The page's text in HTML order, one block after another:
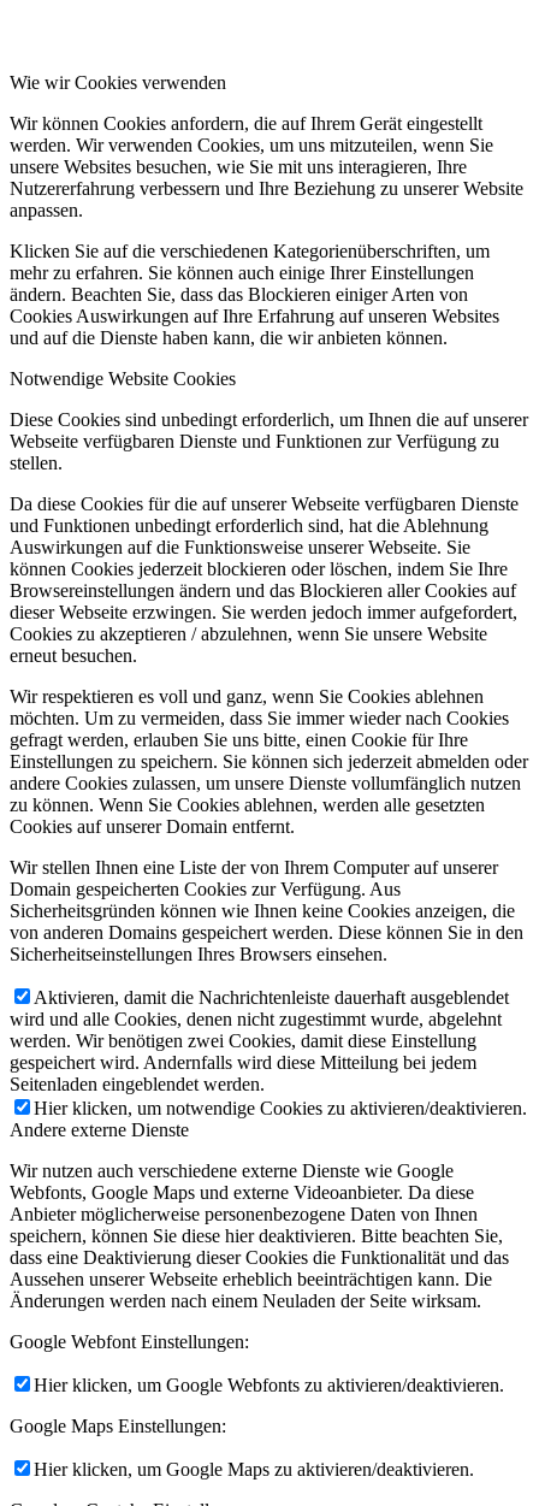
Wie wir Cookies verwenden
Wir können Cookies anfordern, die auf Ihrem Gerät eingestellt
werden. Wir verwenden Cookies, um uns mitzuteilen, wenn Sie
unsere Websites besuchen, wie Sie mit uns interagieren, Ihre
Nutzererfahrung verbessern und Ihre Beziehung zu unserer Website
anpassen.
Klicken Sie auf die verschiedenen Kategorienüberschriften, um
mehr zu erfahren. Sie können auch einige Ihrer Einstellungen
ändern. Beachten Sie, dass das Blockieren einiger Arten von
Cookies Auswirkungen auf Ihre Erfahrung auf unseren Websites
und auf die Dienste haben kann, die wir anbieten können.
Notwendige Website Cookies
Diese Cookies sind unbedingt erforderlich, um Ihnen die auf unserer
Webseite verfügbaren Dienste und Funktionen zur Verfügung zu
stellen.
Da diese Cookies für die auf unserer Webseite verfügbaren Dienste
und Funktionen unbedingt erforderlich sind, hat die Ablehnung
Auswirkungen auf die Funktionsweise unserer Webseite. Sie
können Cookies jederzeit blockieren oder löschen, indem Sie Ihre
Browsereinstellungen ändern und das Blockieren aller Cookies auf
dieser Webseite erzwingen. Sie werden jedoch immer aufgefordert,
Cookies zu akzeptieren / abzulehnen, wenn Sie unsere Website
erneut besuchen.
Wir respektieren es voll und ganz, wenn Sie Cookies ablehnen
möchten. Um zu vermeiden, dass Sie immer wieder nach Cookies
gefragt werden, erlauben Sie uns bitte, einen Cookie für Ihre
Einstellungen zu speichern. Sie können sich jederzeit abmelden oder
andere Cookies zulassen, um unsere Dienste vollumfänglich nutzen
zu können. Wenn Sie Cookies ablehnen, werden alle gesetzten
Cookies auf unserer Domain entfernt.
Wir stellen Ihnen eine Liste der von Ihrem Computer auf unserer
Domain gespeicherten Cookies zur Verfügung. Aus
Sicherheitsgründen können wie Ihnen keine Cookies anzeigen, die
von anderen Domains gespeichert werden. Diese können Sie in den
Sicherheitseinstellungen Ihres Browsers einsehen.
Aktivieren, damit die Nachrichtenleiste dauerhaft ausgeblendet
wird und alle Cookies, denen nicht zugestimmt wurde, abgelehnt
werden. Wir benötigen zwei Cookies, damit diese Einstellung
gespeichert wird. Andernfalls wird diese Mitteilung bei jedem
Seitenladen eingeblendet werden.
Hier klicken, um notwendige Cookies zu aktivieren/deaktivieren.
Andere externe Dienste
Wir nutzen auch verschiedene externe Dienste wie Google
Webfonts, Google Maps und externe Videoanbieter. Da diese
Anbieter möglicherweise personenbezogene Daten von Ihnen
speichern, können Sie diese hier deaktivieren. Bitte beachten Sie,
dass eine Deaktivierung dieser Cookies die Funktionalität und das
Aussehen unserer Webseite erheblich beeinträchtigen kann. Die
Änderungen werden nach einem Neuladen der Seite wirksam.
Google Webfont Einstellungen:
Hier klicken, um Google Webfonts zu aktivieren/deaktivieren.
Google Maps Einstellungen:
Hier klicken, um Google Maps zu aktivieren/deaktivieren.